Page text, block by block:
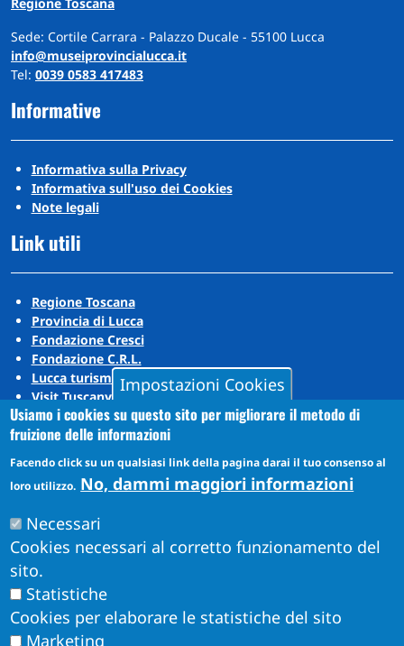
Sede: Cortile Carrara - Palazzo Ducale - 55100 Lucca
info@museiprovincialucca.it
Tel: 0039 0583 417483
Informative
Informativa sulla Privacy
Informativa sull'uso dei Cookies
Note legali
Link utili
Regione Toscana
Provincia di Lucca
Fondazione Cresci
Fondazione C.R.L.
Lucca turismo
Visit Tuscany
Puccini Lands
Social media
YouTube
Impostazioni Cookies
Usiamo i cookies su questo sito per migliorare il metodo di
fruizione delle informazioni
Facendo click su un qualsiasi link della pagina darai il tuo consenso al
loro utilizzo. No, dammi maggiori informazioni
Necessari
Cookies necessari al corretto funzionamento del
sito.
Statistiche
Cookies per elaborare le statistiche del sito
Marketing